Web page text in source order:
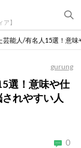
】
芸能人/有名人15選！意
gurung
選！意味や仕
れやすい人
0